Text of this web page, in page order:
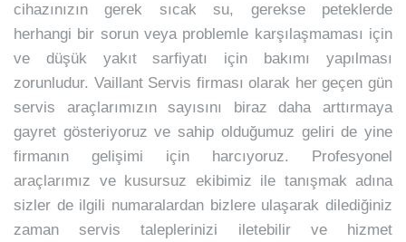
cihazınızın gerek sıcak su, gerekse peteklerde
herhangi bir sorun veya problemle karşılaşmaması için
ve düşük yakıt sarfiyatı için bakımı yapılması
zorunludur. Vaillant Servis firması olarak her geçen gün
servis araçlarımızın sayısını biraz daha arttırmaya
gayret gösteriyoruz ve sahip olduğumuz geliri de yine
firmanın gelişimi için harcıyoruz. Profesyonel
araçlarımız ve kusursuz ekibimiz ile tanışmak adına
sizler de ilgili numaralardan bizlere ulaşarak dilediğiniz
zaman servis taleplerinizi iletebilir ve hizmet